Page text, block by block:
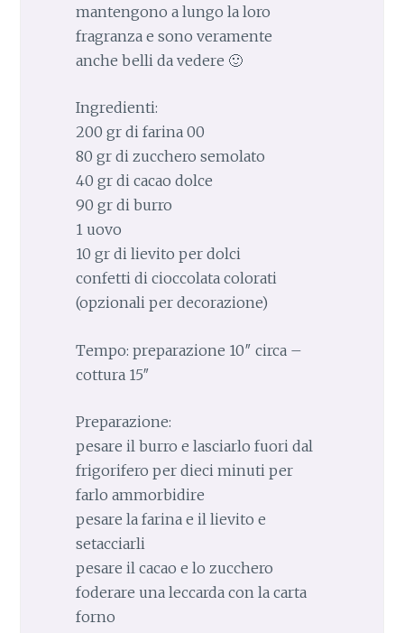
mantengono a lungo la loro
fragranza e sono veramente
anche belli da vedere 🙂
Ingredienti:
200 gr di farina 00
80 gr di zucchero semolato
40 gr di cacao dolce
90 gr di burro
1 uovo
10 gr di lievito per dolci
confetti di cioccolata colorati
(opzionali per decorazione)
Tempo: preparazione 10″ circa –
cottura 15″
Preparazione:
pesare il burro e lasciarlo fuori dal
frigorifero per dieci minuti per
farlo ammorbidire
pesare la farina e il lievito e
setacciarli
pesare il cacao e lo zucchero
foderare una leccarda con la carta
forno